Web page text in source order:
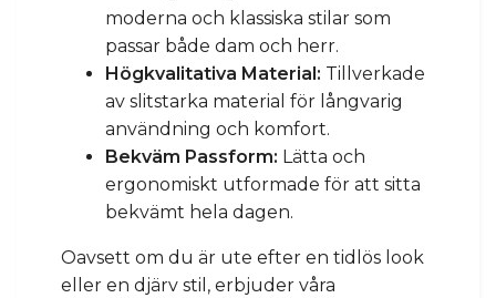
moderna och klassiska stilar som
passar både dam och herr.
Högkvalitativa Material: Tillverkade
av slitstarka material för långvarig
användning och komfort.
Bekväm Passform: Lätta och
ergonomiskt utformade för att sitta
bekvämt hela dagen.
Oavsett om du är ute efter en tidlös look
eller en djärv stil, erbjuder våra